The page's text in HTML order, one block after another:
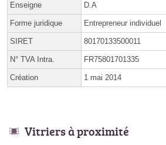
Enseigne D.A
Forme juridique Entrepreneur individuel
SIRET 80170133500011
N° TVA Intra. FR75801701335
Création 1 mai 2014
Vitriers à proximité